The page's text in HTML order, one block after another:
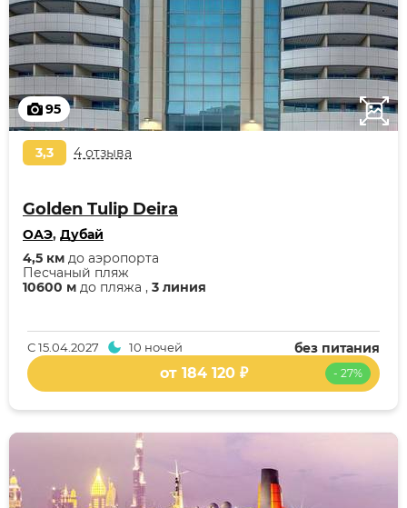
95
3,3 4 отзыва
Golden Tulip Deira
ОАЭ, Дубай
10600 м до пляжа , 3 линия
Песчаный пляж
4,5 км до аэропорта
без питания
С15.04.2027 10 ночей
- 27%
от 184 120 ₽